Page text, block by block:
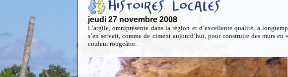
jeudi 27 novembre 2008
L’argile, omniprésente dans la région et d’excellente qualité, a
s’en servait, comme de ciment aujourd’hui, pour construire des murs
couleur rougeâtre.